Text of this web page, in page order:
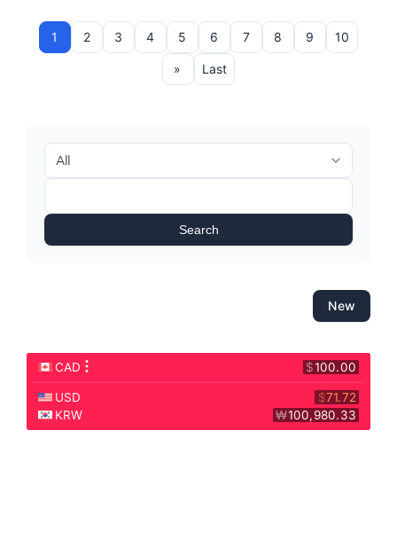
1 2 3 4 5 6 7 8 9 10
» Last
Search
New